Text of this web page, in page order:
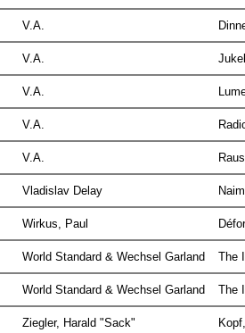
V.A.
V.A.
V.A.
V.A.
V.A.
Vladislav Delay
Wirkus, Paul
World Standard & Wechsel Garland The
World Standard & Wechsel Garland The
Ziegler, Harald "Sack"